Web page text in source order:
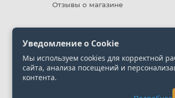
Отзывы о магазине
Информация на сайте носит
представленных на сайте.
Уведомление о Cookie
Мы используем cookies для корректной
сайта, анализа посещений и
контента.